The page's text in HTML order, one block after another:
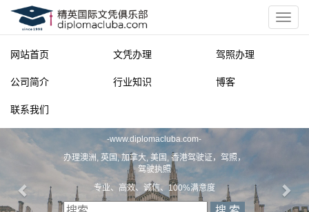
网站首页 文凭办理 驾照办理
公司简介 行业知识 博客
联系我们
-www.diplomacluba.com-
办理澳洲, 英国, 加拿大, 美国, 香港驾驶证，驾照，
驾驶执照
专业、高效、诚信、100%满意度